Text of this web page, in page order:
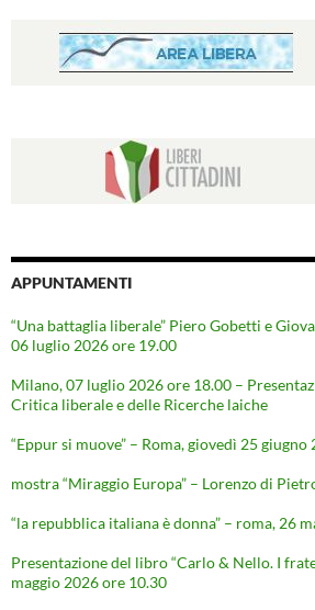
APPUNTAMENTI
“Una battaglia liberale” Piero Gobetti e
06 luglio 2026 ore 19.00
Milano, 07 luglio 2026 ore 18.00 –
Critica liberale e delle Ricerche laiche
“Eppur si muove” – Roma, giovedì 25
mostra “Miraggio Europa” – Lorenzo di
“la repubblica italiana è donna” – roma, 26
Presentazione del libro “Carlo & Nello. I
maggio 2026 ore 10.30